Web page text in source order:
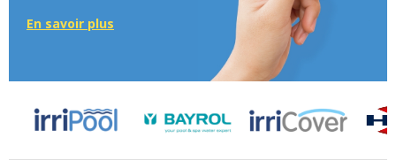
En savoir plus